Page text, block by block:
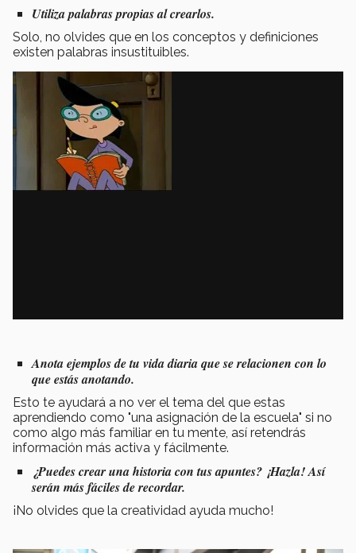
Utiliza palabras propias al crearlos.
Solo, no olvides que en los conceptos y definiciones
existen palabras insustituibles.
Anota ejemplos de tu vida diaria que se relacionen con lo
que estás anotando.
Esto te ayudará a no ver el tema del que estas
aprendiendo como "una asignación de la escuela" si no
como algo más familiar en tu mente, así retendrás
información más activa y fácilmente.
¿Puedes crear una historia con tus apuntes? ¡Hazla! Así
serán más fáciles de recordar.
¡No olvides que la creatividad ayuda mucho!